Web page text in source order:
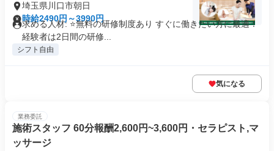
埼玉県川口市朝日
時給2490円～3990円
求める人材: ⭐️無料の研修制度あり すぐに働きたい方に最適！
経験者は2日間の研修...
シフト自由
気になる
業務委託
施術スタッフ 60分報酬2,600円~3,600円・セラピスト,マ
ッサージ